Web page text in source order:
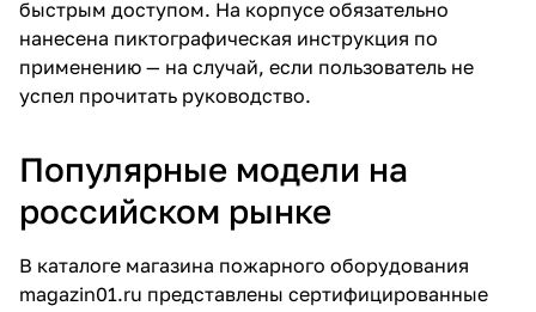
быстрым доступом. На корпусе обязательно
нанесена пиктографическая инструкция по
применению — на случай, если пользователь не
успел прочитать руководство.
Популярные модели на
российском рынке
В каталоге магазина пожарного оборудования
magazin01.ru представлены сертифицированные